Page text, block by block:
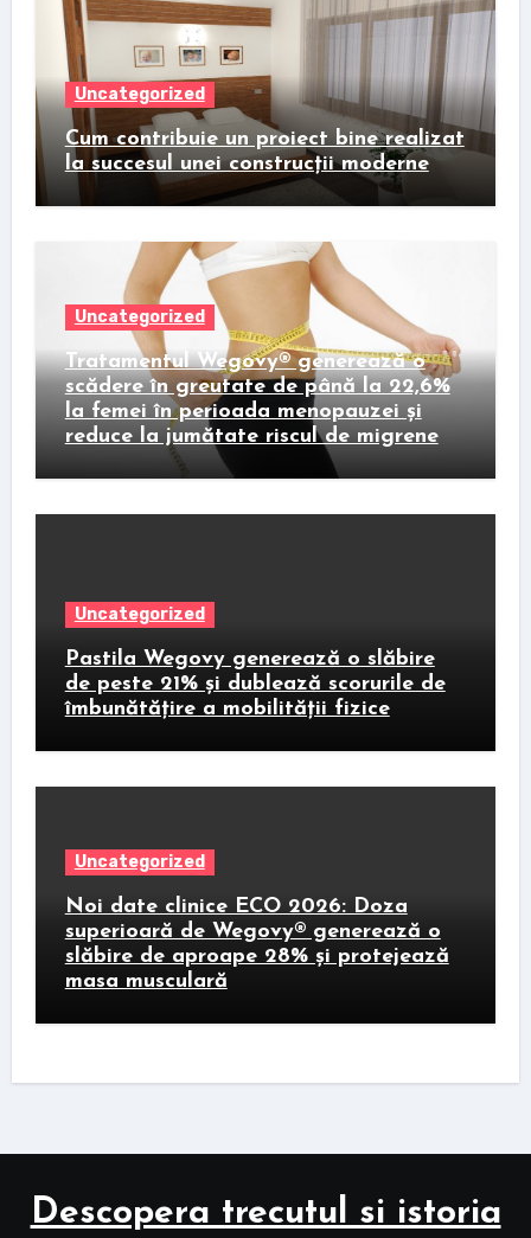
Uncategorized
Cum contribuie un proiect bine realizat
la succesul unei construcții moderne
Uncategorized
Tratamentul Wegovy® generează o
scădere în greutate de până la 22,6%
la femei în perioada menopauzei și
reduce la jumătate riscul de migrene
Uncategorized
Pastila Wegovy generează o slăbire
de peste 21% și dublează scorurile de
îmbunătățire a mobilității fizice
Uncategorized
Noi date clinice ECO 2026: Doza
superioară de Wegovy® generează o
slăbire de aproape 28% și protejează
masa musculară
Descopera trecutul si istoria